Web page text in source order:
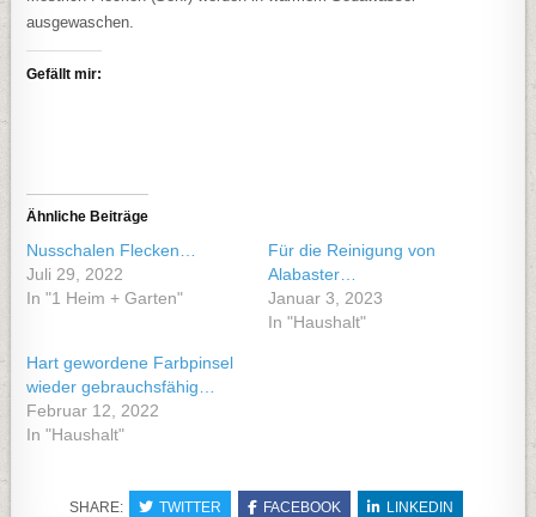
ausgewaschen.
Gefällt mir:
Ähnliche Beiträge
Nusschalen Flecken…
Juli 29, 2022
In "1 Heim + Garten"
Für die Reinigung von
Alabaster…
Januar 3, 2023
In "Haushalt"
Hart gewordene Farbpinsel
wieder gebrauchsfähig…
Februar 12, 2022
In "Haushalt"
SHARE: TWITTER FACEBOOK LINKEDIN